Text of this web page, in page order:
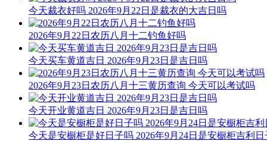
今天裁衣好吗 2026年9月22日是裁衣的大吉日吗
2026年9月22日农历八月十二钓鱼好吗
今天买车黄道吉日 2026年9月23日是吉日吗
2026年9月23日农历八月十三黄历查询 今天可以考试吗
今天开业黄道吉日 2026年9月23日是吉日吗
今天是安橱柜是好日子吗 2026年9月24日是安橱柜吉利日